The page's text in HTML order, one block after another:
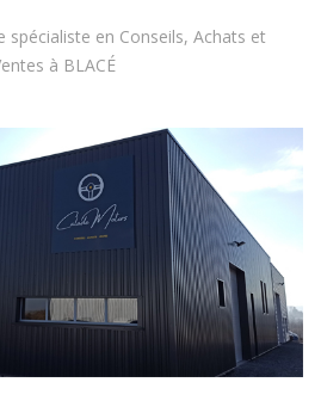
spécialiste en Conseils, Achats et
à BLACÉ